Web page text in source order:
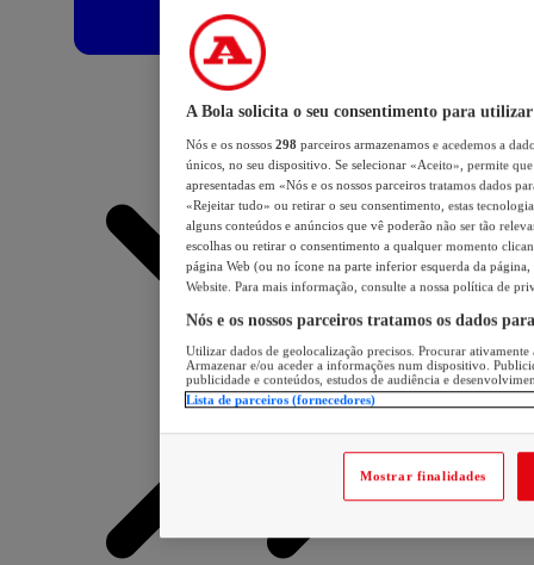
A Bola solicita o seu consentimento para utilizar
Nós e os nossos 298 parceiros armazenamos e acedemos a
únicos, no seu dispositivo. Se selecionar «Aceito», permite
apresentadas em «Nós e os nossos parceiros tratamos dados
«Rejeitar tudo» ou retirar o seu consentimento, estas
alguns conteúdos e anúncios que vê poderão não ser tão
escolhas ou retirar o consentimento a qualquer momento
página Web (ou no ícone na parte inferior esquerda da página,
Website. Para mais informação, consulte a nossa política de
Nós e os nossos parceiros tratamos os dados
Utilizar dados de geolocalização precisos. Procurar
Armazenar e/ou aceder a informações num dispositivo.
publicidade e conteúdos, estudos de audiência e
Lista de parceiros (fornecedores)
Mostrar finalidades